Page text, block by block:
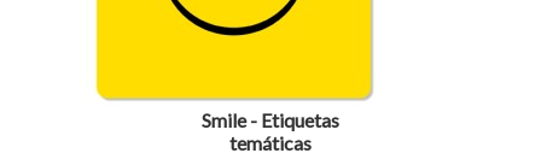
Smile - Etiquetas
temáticas